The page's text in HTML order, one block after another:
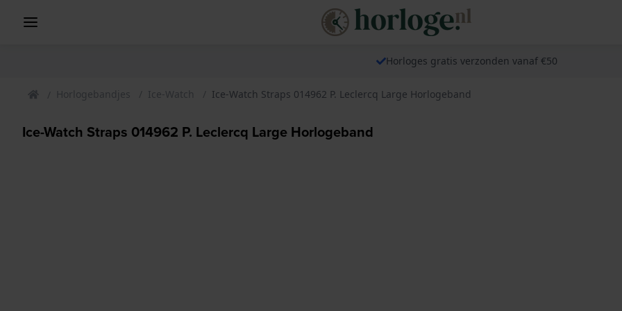
Horloges gratis verzonden vanaf €50
Horlogebandjes Ice-Watch Ice-Watch Straps 014962 P. Leclercq Large Horlogeband
Ice-Watch Straps 014962 P. Leclercq Large Horlogeband